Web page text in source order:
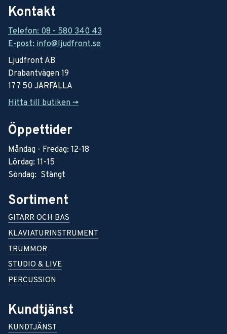
Kontakt
Telefon: 08 - 580 340 43
E-post: info@ljudfront.se
Ljudfront AB
Drabantvägen 19
177 50 JÄRFÄLLA
Hitta till butiken ->
Öppettider
Måndag - Fredag: 12-18
Lördag: 11-15
Söndag: Stängt
Sortiment
GITARR OCH BAS
KLAVIATURINSTRUMENT
TRUMMOR
STUDIO & LIVE
PERCUSSION
Kundtjänst
KUNDTJÄNST